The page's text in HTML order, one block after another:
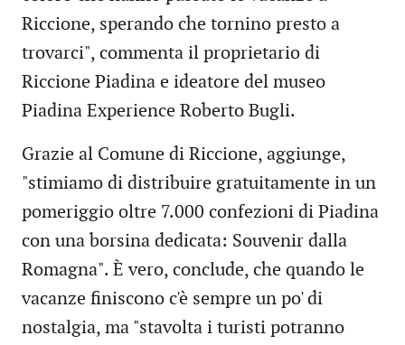
Riccione, sperando che tornino presto a
trovarci", commenta il proprietario di
Riccione Piadina e ideatore del museo
Piadina Experience Roberto Bugli.
Grazie al Comune di Riccione, aggiunge,
"stimiamo di distribuire gratuitamente in un
pomeriggio oltre 7.000 confezioni di Piadina
con una borsina dedicata: Souvenir dalla
Romagna". È vero, conclude, che quando le
vacanze finiscono c'è sempre un po' di
nostalgia, ma "stavolta i turisti potranno